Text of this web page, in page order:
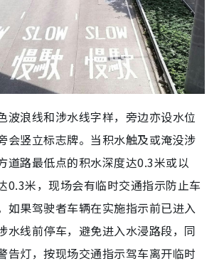
波浪线和涉水线字样，旁边亦设水位
会竖立标志牌。当积水触及或淹没涉
道路最低点的积水深度达0.3米或以
0.3米，现场会有临时交通指示防止车
如果驾驶者车辆在实施指示前已进入
水线前停车，避免进入水浸路段，同
告灯，按现场交通指示驾车离开临时